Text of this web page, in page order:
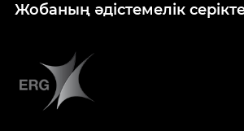
Жобаның әдістемелік